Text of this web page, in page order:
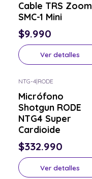
Cable TRS Zoom
SMC-1 Mini
$9.990
Ver detalles
NTG-4|RODE
Micrófono
Shotgun RODE
NTG4 Super
Cardioide
$332.990
Ver detalles